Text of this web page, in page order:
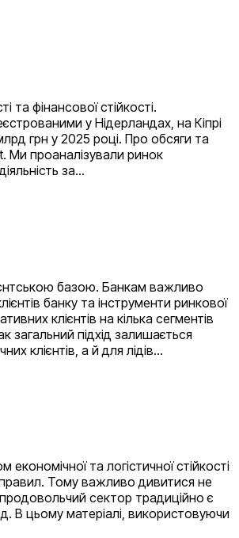
фінансової стійкості.
у Нідерландах, на Кіпрі
грн у 2025 році. Про обсяги та
Ми проаналізували ринок
за…
базою. Банкам важливо
банку та інструменти ринкової
клієнтів на кілька сегментів
загальний підхід залишається
клієнтів, а й для лідів…
та логістичної стійкості
правил. Тому важливо дивитися не
сектор традиційно є
В цьому матеріалі, використовуючи